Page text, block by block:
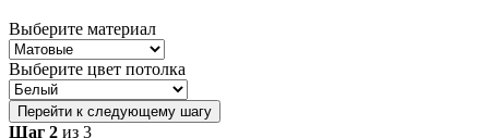
Выберите материал
Выберите цвет потолка
Перейти к следующему шагу
Шаг 2 из 3